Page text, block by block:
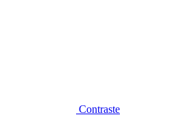
Contraste